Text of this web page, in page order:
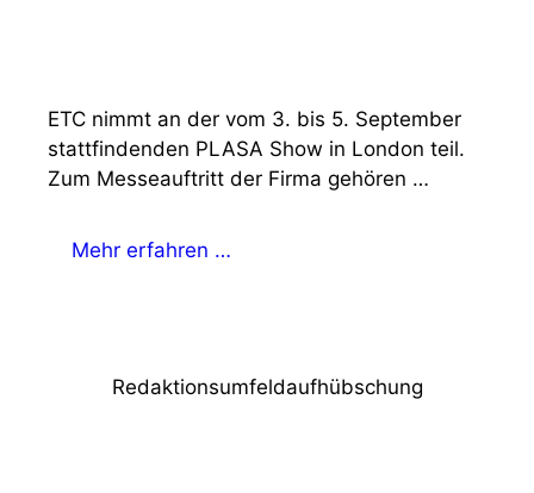
ETC nimmt an der vom 3. bis 5. September
stattfindenden PLASA Show in London teil.
Zum Messeauftritt der Firma gehören …
Mehr erfahren …
Redaktionsumfeldaufhübschung